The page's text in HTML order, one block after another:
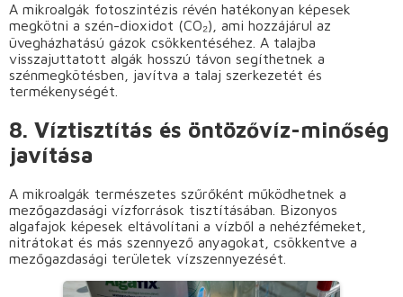
A mikroalgák fotoszintézis révén hatékonyan képesek
megkötni a szén-dioxidot (CO₂), ami hozzájárul az
üvegházhatású gázok csökkentéséhez. A talajba
visszajuttatott algák hosszú távon segíthetnek a
szénmegkötésben, javítva a talaj szerkezetét és
termékenységét.
8. Víztisztítás és öntözővíz-minőség
javítása
A mikroalgák természetes szűrőként működhetnek a
mezőgazdasági vízforrások tisztításában. Bizonyos
algafajok képesek eltávolítani a vízből a nehézfémeket,
nitrátokat és más szennyező anyagokat, csökkentve a
mezőgazdasági területek vízszennyezését.